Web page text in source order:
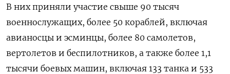
В них приняли участие свыше 90 тысяч
военнослужащих, более 50 кораблей, включая
авианосцы и эсминцы, более 80 самолетов,
вертолетов и беспилотников, а также более 1,1
тысячи боевых машин, включая 133 танка и 533